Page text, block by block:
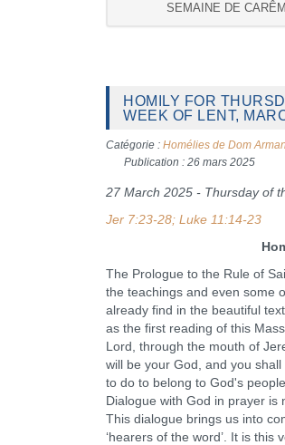
SEMAINE DE
HOMILY FOR
WEEK OF LENT,
Catégorie : Homélies de Dom
Publication : 26 mars 2025
27 March 2025 - Thursday of
Jer 7:23-28; Luke 11:14-23
The Prologue to the Rule of
the teachings and even some
already find in the beautiful
as the first reading of this
Lord, through the mouth of
will be your God, and you
to do to belong to God's
Dialogue with God in prayer is
This dialogue brings us into
‘hearers of the word’. It is this